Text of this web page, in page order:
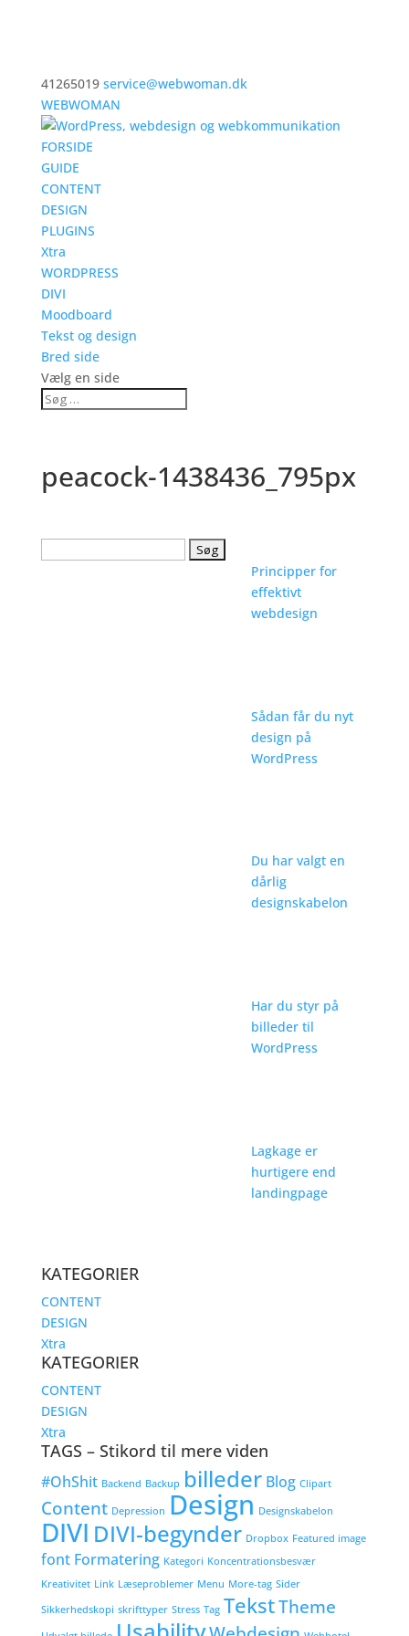
41265019 service@webwoman.dk
WEBWOMAN
FORSIDE
GUIDE
CONTENT
DESIGN
PLUGINS
Xtra
WORDPRESS
DIVI
Moodboard
Tekst og design
Bred side
Vælg en side
peacock-1438436_795px
Principper for
effektivt
webdesign
Sådan får du nyt
design på
WordPress
Du har valgt en
dårlig
designskabelon
Har du styr på
billeder til
WordPress
Lagkage er
hurtigere end
landingpage
KATEGORIER
CONTENT
DESIGN
Xtra
KATEGORIER
CONTENT
DESIGN
Xtra
TAGS – Stikord til mere viden
#OhShit Backend Backup billeder Blog Clipart
Content Depression Design Designskabelon
DIVI DIVI-begynder Dropbox Featured image
font Formatering Kategori Koncentrationsbesvær
Kreativitet Link Læseproblemer Menu More-tag Sider
Sikkerhedskopi skrifttyper Stress Tag TekstTheme